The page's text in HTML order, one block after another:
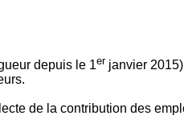
depuis le 1er janvier
de la contribution des